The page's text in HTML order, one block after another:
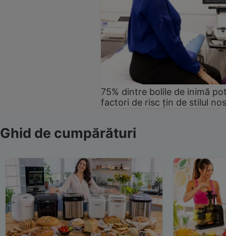
75% dintre bolile de inimă
factori de risc țin de stilul
Ghid de cumpărături